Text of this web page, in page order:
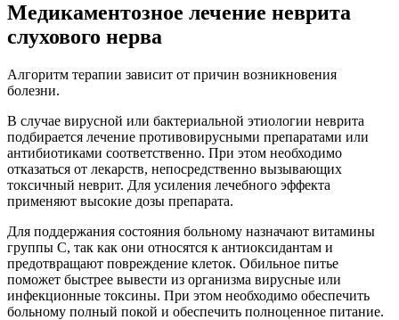
Медикаментозное лечение неврита
слухового нерва
Алгоритм терапии зависит от причин возникновения
болезни.
В случае вирусной или бактериальной этиологии неврита
подбирается лечение противовирусными препаратами или
антибиотиками соответственно. При этом необходимо
отказаться от лекарств, непосредственно вызывающих
токсичный неврит. Для усиления лечебного эффекта
применяют высокие дозы препарата.
Для поддержания состояния больному назначают витамины
группы С, так как они относятся к антиоксидантам и
предотвращают повреждение клеток. Обильное питье
поможет быстрее вывести из организма вирусные или
инфекционные токсины. При этом необходимо обеспечить
больному полный покой и обеспечить полноценное питание.